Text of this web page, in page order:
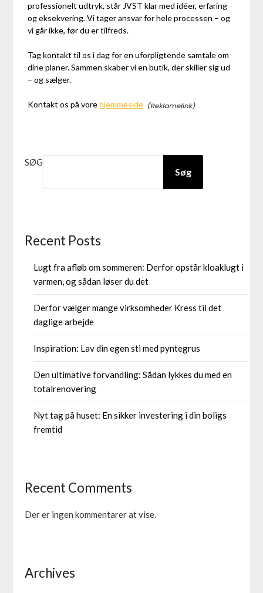
professionelt udtryk, står JVST klar med idéer, erfaring
og eksekvering. Vi tager ansvar for hele processen – og
vi går ikke, før du er tilfreds.
Tag kontakt til os i dag for en uforpligtende samtale om
dine planer. Sammen skaber vi en butik, der skiller sig ud
– og sælger.
Kontakt os på vorehjemmeside
SØG
Søg
Recent Posts
Lugt fra afløb om sommeren: Derfor opstår kloaklugt i
varmen, og sådan løser du det
Derfor vælger mange virksomheder Kress til det
daglige arbejde
Inspiration: Lav din egen sti med pyntegrus
Den ultimative forvandling: Sådan lykkes du med en
totalrenovering
Nyt tag på huset: En sikker investering i din boligs
fremtid
Recent Comments
Der er ingen kommentarer at vise.
Archives